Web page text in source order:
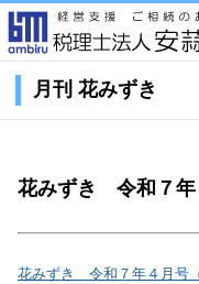
月刊 花みずき
花みずき 令和７年
花みずき 令和７年４月号